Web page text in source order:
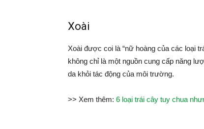
Xoài
Xoài được coi là “nữ hoàng của các loại
không chỉ là một nguồn cung cấp năng
da khỏi tác động của môi trường.
>> Xem thêm: 6 loại trái cây tuy chua